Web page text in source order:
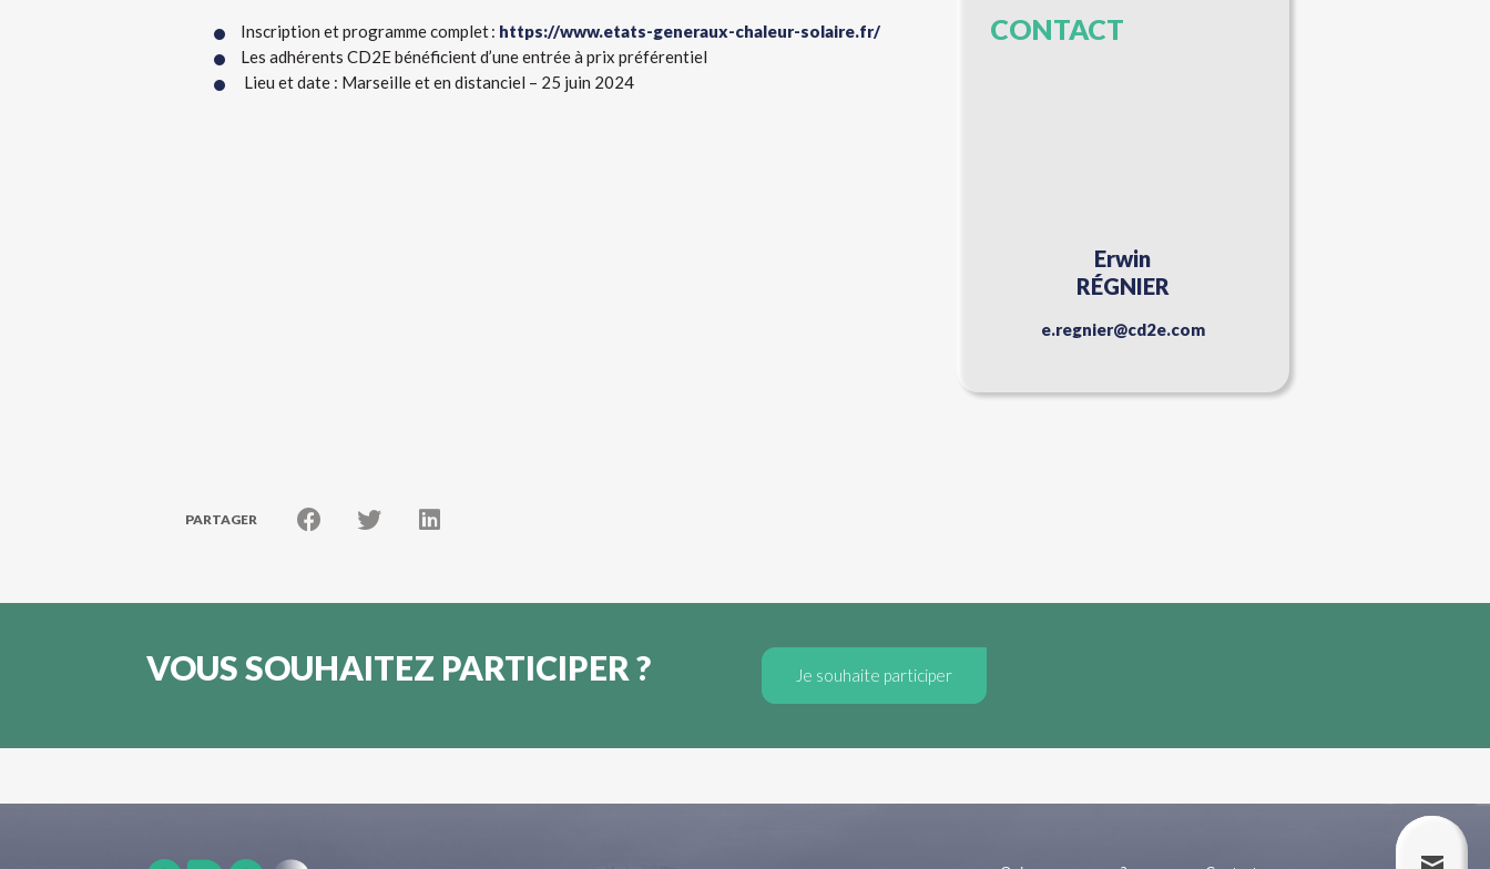
Inscription et programme complet: https://www.etats-generaux-chaleur-solaire.fr/
Les adhérents CD2E bénéficient d’une entrée à prix préférentiel
Lieu et date : Marseille et en distanciel – 25 juin 2024
CONTACT
Erwin
RÉGNIER
e.regnier@cd2e.com
PARTAGER
VOUS SOUHAITEZ PARTICIPER ? Je souhaite participer